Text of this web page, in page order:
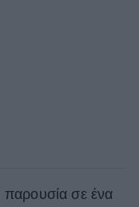
παρουσία σε ένα